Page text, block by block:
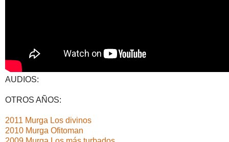
AUDIOS:
OTROS AÑOS:
2011 Murga Los divinos
2010 Murga Ofitoman